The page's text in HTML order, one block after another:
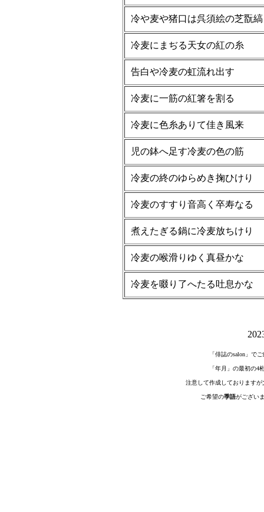
冷や麦や猪口は呉須絵の芝翫縞
冷麦にまぢる天女の紅の糸
告白や冷麦の虹流れ出す
冷麦に一筋の紅箸を割る
冷麦に色糸ありて佳き風来
児の鉢へ足す冷麦の色の筋
冷麦の終のゆらめき掬ひけり
冷麦のすすり音高く卒寿なる
煮えたぎる鍋に冷麦放ちけり
冷麦の喉滑りゆく真昼かな
冷麦を啜り了へたる吐息かな
「俳誌のsalon」で
「年月」の最初の4
注意して作成しております
ご希望の季語がござい